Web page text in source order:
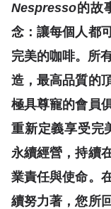
Nespresso的故
念：讓每個人都
完美的咖啡。所
造，最高品質的
極具尊寵的會員
重新定義享受完
永續經營，持續
業責任與使命。
續努力著，您所